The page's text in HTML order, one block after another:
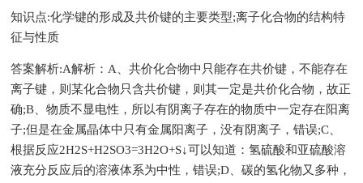
知识点:化学键的形成及共价键的主要类型;离子化合物的结构特
征与性质
答案解析:A解析：A、共价化合物中只能存在共价键，不能存在
离子键，则某化合物只含共价键，则其一定是共价化合物，故正
确;B、物质不显电性，所以有阴离子存在的物质中一定存在阳离
子;但是在金属晶体中只有金属阳离子，没有阴离子，错误;C、
根据反应2H2S+H2SO3=3H2O+S↓可以知道：氢硫酸和亚硫酸溶
液充分反应后的溶液体系为中性，错误;D、碳的氢化物又多种，